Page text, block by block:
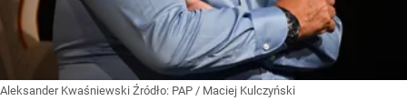
Aleksander Kwaśniewski Źródło: PAP / Maciej Kulczyński